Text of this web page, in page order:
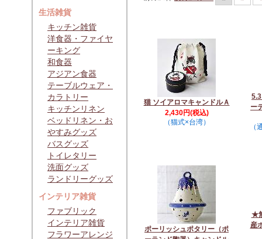
生活雑貨
キッチン雑貨
洋食器・ファイヤ
ーキング
和食器
アジアン食器
テーブルウェア・
カラトリー
キッチンリネン
ベッドリネン・お
やすみグッズ
バスグッズ
トイレタリー
洗面グッズ
ランドリーグッズ
インテリア雑貨
ファブリック
インテリア雑貨
フラワーアレンジ
猫 ソイアロマキャンドルＡ
2,430円(税込)
（猫式×台湾）
ー
（
ポーリッシュポタリー（ポ
★
産